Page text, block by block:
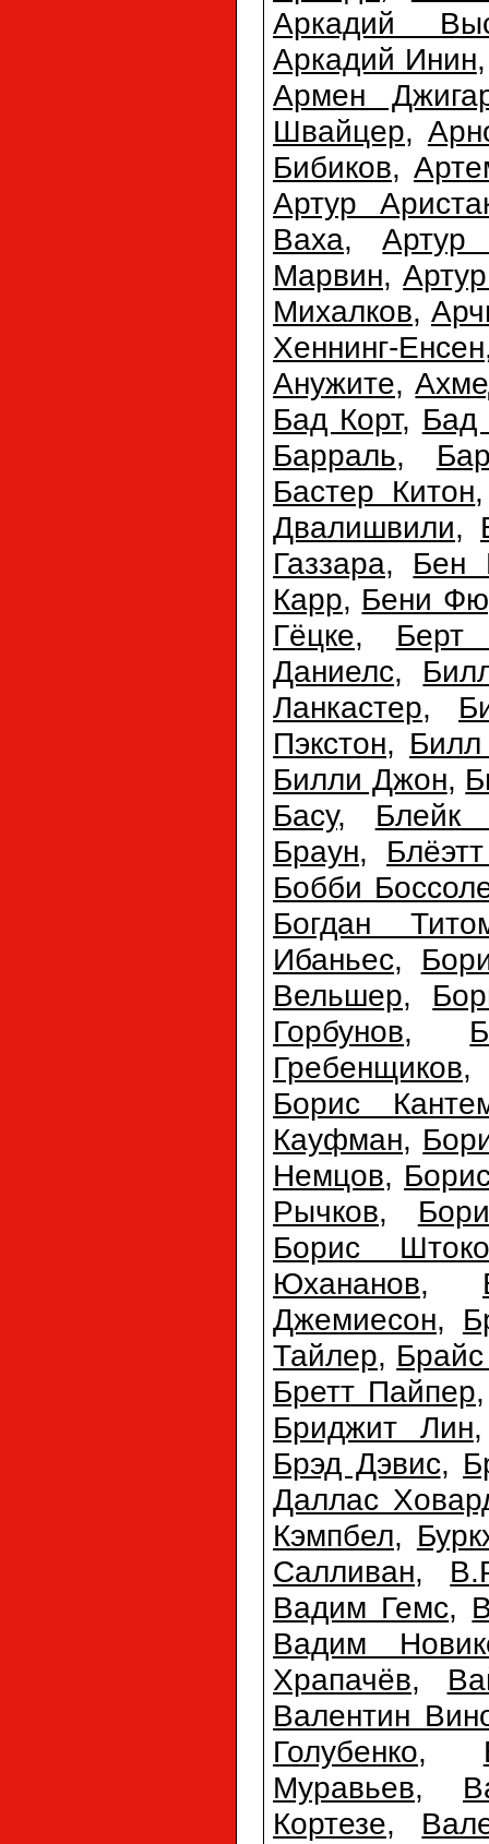
Аркадий
Аркадий Инин
Армен
Швайцер,
Бибиков,
Артур
Ваха,Артур
Марвин,
Михалков,
Хеннинг-Енсен
Анужите,
Бад Корт, Бад
Барраль,
Бастер Китон
Двалишвили,
Газзара, Бен
Карр, Бени
Гёцке, Берт
Даниелс,
Ланкастер,
Пэкстон,
Билли Джон,
Басу, Блейк
Браун,
Бобби
Богдан
Ибаньес,
Вельшер,
Горбунов,
Гребенщиков
Борис
Кауфман,
Немцов,
Рычков,
Борис
Юхананов,
Джемиесон,
Тайлер,
Бретт Пайпер
Бриджит Лин
Брэд Дэвис,
Даллас
Кэмпбел,
Салливан,
Вадим Гемс,
Вадим
Храпачёв,
Валентин
Голубенко,
Муравьев,
Кортезе,